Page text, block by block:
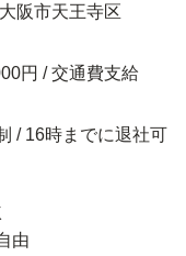
阪市天王寺区
円 / 交通費支給
/ 16時までに退社可
由